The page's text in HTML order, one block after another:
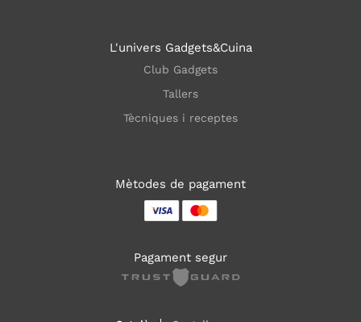
L'univers Gadgets&Cuina
Club Gadgets
Tallers
Tècniques i receptes
Mètodes de pagament
Pagament segur